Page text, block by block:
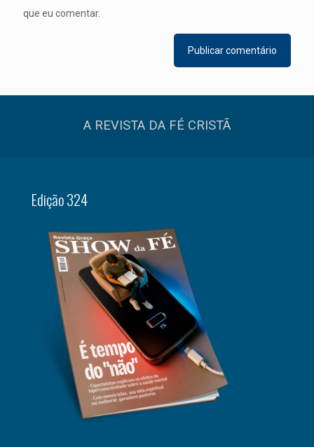
que eu comentar.
A REVISTA DA FÉ CRISTÃ
Edição 324